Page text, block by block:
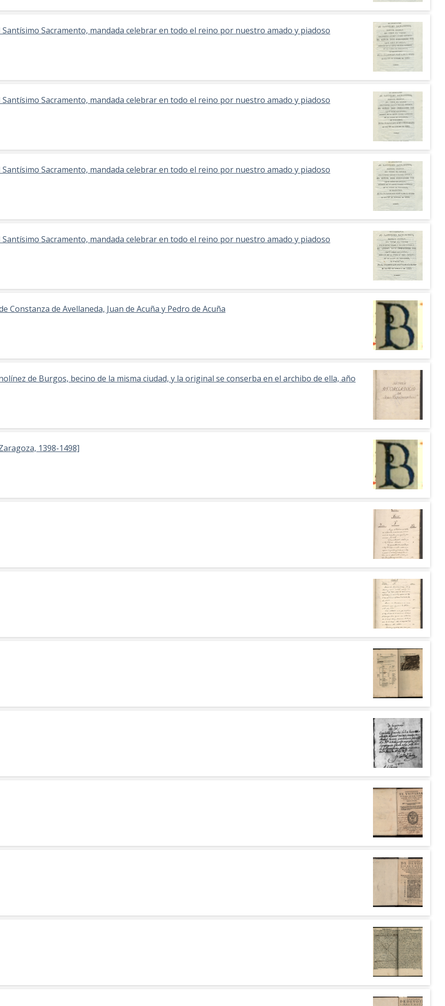
Sacramento, mandada celebrar en todo el reino por nuestro amado y piadoso
Sacramento, mandada celebrar en todo el reino por nuestro amado y piadoso
Sacramento, mandada celebrar en todo el reino por nuestro amado y piadoso
Sacramento, mandada celebrar en todo el reino por nuestro amado y piadoso
Constanza de Avellaneda, Juan de Acuña y Pedro de Acuña
de Burgos, becino de la misma ciudad, y la original se conserba en el archibo de ella, año
1398-1498]